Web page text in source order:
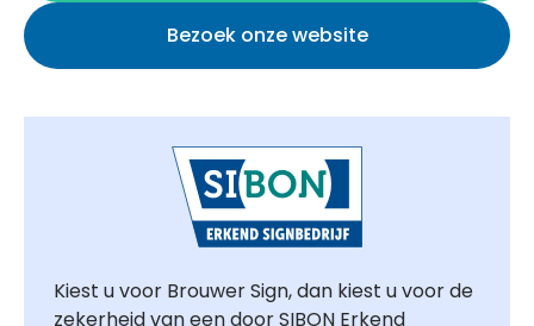
Bezoek onze website
Kiest u voor Brouwer Sign, dan kiest u voor de
zekerheid van een door SIBON Erkend